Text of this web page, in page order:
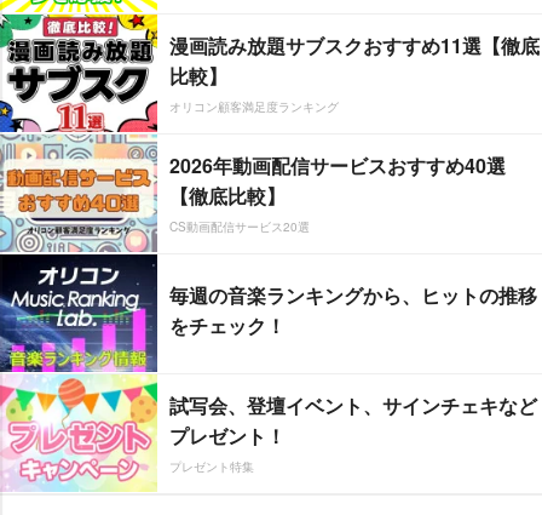
漫画読み放題サブスクおすすめ11選【徹底
比較】
オリコン顧客満足度ランキング
2026年動画配信サービスおすすめ40選
【徹底比較】
CS動画配信サービス20選
毎週の音楽ランキングから、ヒットの推移
をチェック！
試写会、登壇イベント、サインチェキなど
プレゼント！
プレゼント特集